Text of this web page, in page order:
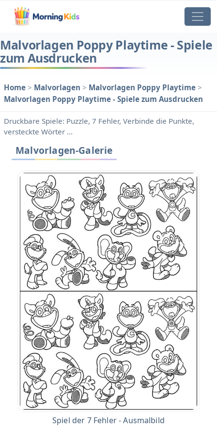
Malvorlagen Poppy Playtime - Spiele
zum Ausdrucken
Home > Malvorlagen > Malvorlagen Poppy Playtime >
Malvorlagen Poppy Playtime - Spiele zum Ausdrucken
Druckbare Spiele: Puzzle, 7 Fehler, Verbinde die Punkte,
versteckte Wörter ...
Malvorlagen-Galerie
Spiel der 7 Fehler - Ausmalbild